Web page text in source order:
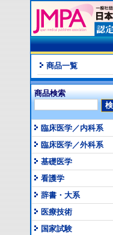
商品一覧
商品検索
臨床医学／内科系
臨床医学／外科系
基礎医学
看護学
辞書・大系
医療技術
国家試験